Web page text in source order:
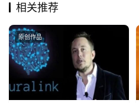
相关推荐
原创作品